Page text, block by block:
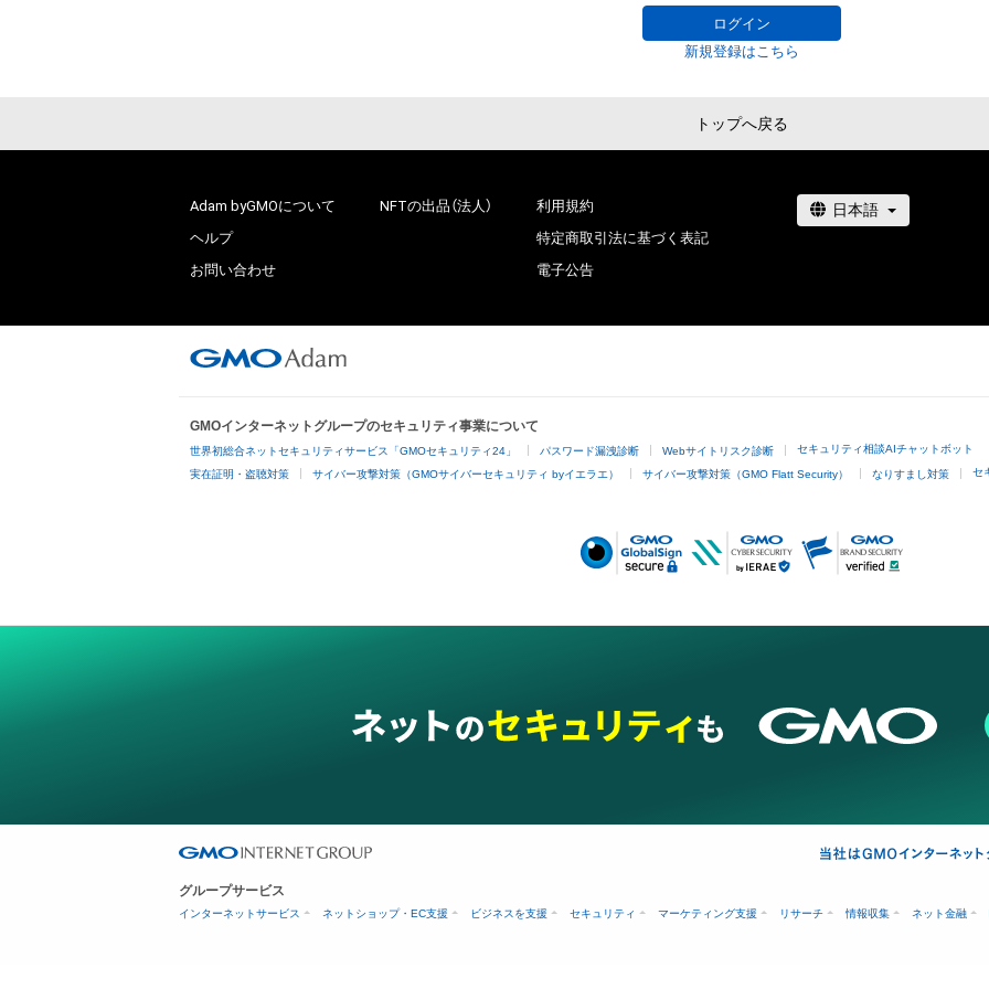
ログイン
新規登録はこちら
トップへ戻る
Adam byGMOについて
ヘルプ
お問い合わせ
NFTの出品（法人）
利用規約
特定商取引法に基づく表記
電子公告
GMOインターネットグループのセキュリティ事業について
世界初総合ネットセキュリティサービス「GMOセキュリティ24」 パスワード漏洩診断 Webサイトリスク診断 セキュリティ相談AIチャットボット
実在証明・盗聴対策 サイバー攻撃対策（GMOサイバーセキュリティ byイエラエ） サイバー攻撃対策（GMO Flatt Security） なりすまし対策 セ
グループサービス
インターネットサービス ネットショップ・EC支援 ビジネスを支援 セキュリティ マーケティング支援 リサーチ 情報収集 ネット金融